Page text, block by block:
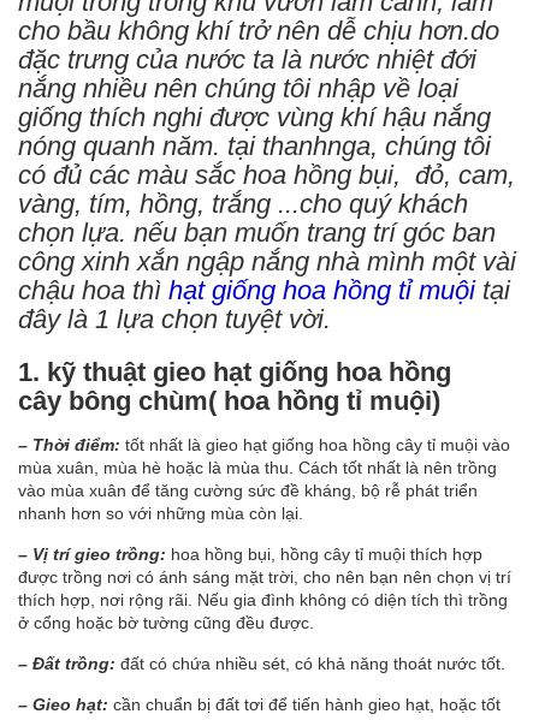
cho bầu không khí trở nên dễ chịu hơn.do
đặc trưng của nước ta là nước nhiệt đới
nắng nhiều nên chúng tôi nhập về loại
giống thích nghi được vùng khí hậu nắng
nóng quanh năm. tại thanhnga, chúng tôi
có đủ các màu sắc hoa hồng bụi, đỏ, cam,
vàng, tím, hồng, trắng ...cho quý khách
chọn lựa. nếu bạn muốn trang trí góc ban
công xinh xắn ngập nắng nhà mình một vài
chậu hoa thì hạt giống hoa hồng tỉ muộitại
đây là 1 lựa chọn tuyệt vời.
1. kỹ thuật gieo hạt giống hoa hồng
cây bông chùm( hoa hồng tỉ muội)
– Thời điểm: tốt nhất là gieo hạt giống hoa hồng cây tỉ muội vào
mùa xuân, mùa hè hoặc là mùa thu. Cách tốt nhất là nên trồng
vào mùa xuân để tăng cường sức đề kháng, bộ rễ phát triển
nhanh hơn so với những mùa còn lại.
– Vị trí gieo trồng: hoa hồng bụi, hồng cây tỉ muội thích hợp
được trồng nơi có ánh sáng mặt trời, cho nên bạn nên chọn vị trí
thích hợp, nơi rộng rãi. Nếu gia đình không có diện tích thì trồng
ở cổng hoặc bờ tường cũng đều được.
– Đất trồng: đất có chứa nhiều sét, có khả năng thoát nước tốt.
– Gieo hạt: cần chuẩn bị đất tơi để tiến hành gieo hạt, hoặc tốt